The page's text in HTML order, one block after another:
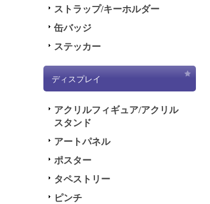
ストラップ/キーホルダー
缶バッジ
ステッカー
ディスプレイ
アクリルフィギュア/アクリル
スタンド
アートパネル
ポスター
タペストリー
ピンチ